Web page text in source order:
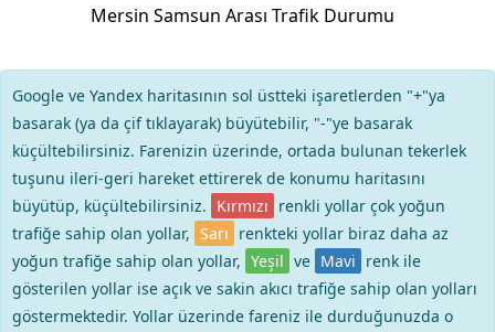
Mersin Samsun Arası Trafik Durumu
Google ve Yandex haritasının sol üstteki işaretlerden "+"ya
basarak (ya da çif tıklayarak) büyütebilir, "-"ye basarak
küçültebilirsiniz. Farenizin üzerinde, ortada bulunan tekerlek
tuşunu ileri-geri hareket ettirerek de konumu haritasını
büyütüp, küçültebilirsiniz. Kırmızı renkli yollar çok yoğun
trafiğe sahip olan yollar, Sarı renkteki yollar biraz daha az
yoğun trafiğe sahip olan yollar, Yeşil ve Mavi renk ile
gösterilen yollar ise açık ve sakin akıcı trafiğe sahip olan yolları
göstermektedir. Yollar üzerinde fareniz ile durduğunuzda o